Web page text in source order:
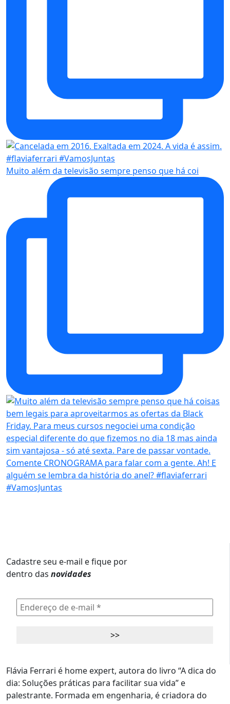
Muito além da televisão sempre penso que há coi
Cadastre seu e-mail e fique por
dentro das novidades
Flávia Ferrari é home expert, autora do livro “A dica do
dia: Soluções práticas para facilitar sua vida” e
palestrante. Formada em engenharia, é criadora do